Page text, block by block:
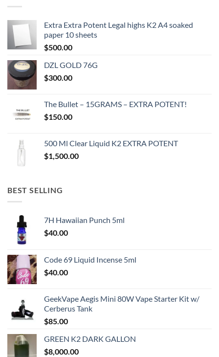
Extra Extra Potent Legal highs K2 A4 soaked
paper 10 sheets
$500.00
DZL GOLD 76G
$300.00
The Bullet – 15GRAMS – EXTRA POTENT!
$150.00
500 Ml Clear Liquid K2 EXTRA POTENT
$1,500.00
BEST SELLING
7H Hawaiian Punch 5ml
$40.00
Code 69 Liquid Incense 5ml
$40.00
GeekVape Aegis Mini 80W Vape Starter Kit w/
Cerberus Tank
$85.00
GREEN K2 DARK GALLON
$8,000.00